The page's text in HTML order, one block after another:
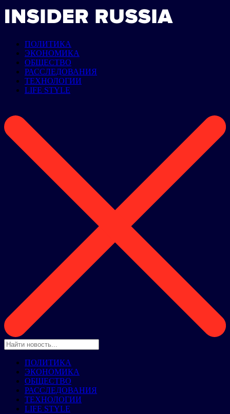
ПОЛИТИКА
ЭКОНОМИКА
ОБЩЕСТВО
РАССЛЕДОВАНИЯ
ТЕХНОЛОГИИ
LIFE STYLE
ПОЛИТИКА
ЭКОНОМИКА
ОБЩЕСТВО
РАССЛЕДОВАНИЯ
ТЕХНОЛОГИИ
LIFE STYLE